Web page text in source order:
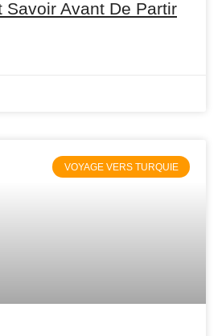
Savoir Avant De Partir
VOYAGE VERS TURQUIE